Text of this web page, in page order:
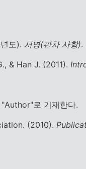
도). 서명(판차 사항).
& Han J. (2011).
로 기재한다.
(2010).